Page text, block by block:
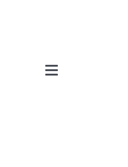
Toggle